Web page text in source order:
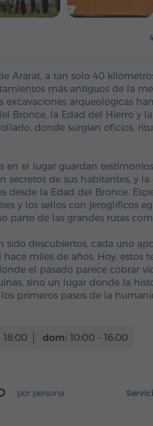
Ararat, a tan solo 40
más antiguos de la
arqueológicas
Bronce, la Edad del Hierro y
donde surgían oficios,
en el lugar guardan
secretos de sus habitantes, y
desde la Edad del Bronce.
y los sellos con jeroglíficos
parte de las grandes rutas
sido descubiertos, cada uno
miles de años. Hoy, estos
el pasado parece cobrar
sino un lugar donde la
primeros pasos de la
18:00 dom: 10:00 - 16:00
por persona